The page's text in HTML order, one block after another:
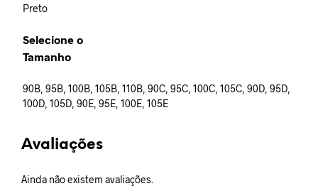
Preto
Selecione o
Tamanho
90B, 95B, 100B, 105B, 110B, 90C, 95C, 100C, 105C, 90D, 95D,
100D, 105D, 90E, 95E, 100E, 105E
Avaliações
Ainda não existem avaliações.